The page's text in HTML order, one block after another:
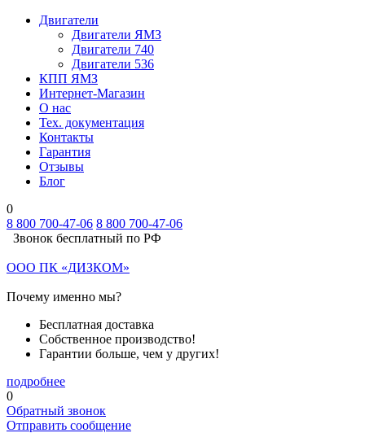
Двигатели
Двигатели ЯМЗ
Двигатели 740
Двигатели 536
КПП ЯМЗ
Интернет-Магазин
О нас
Тех. документация
Контакты
Гарантия
Отзывы
Блог
0
8 800 700-47-06 8 800 700-47-06
Звонок бесплатный по РФ
ООО ПК «ДИЗКОМ»
Почему именно мы?
Бесплатная доставка
Собственное производство!
Гарантии больше, чем у других!
подробнее
0
Обратный звонок
Отправить сообщение